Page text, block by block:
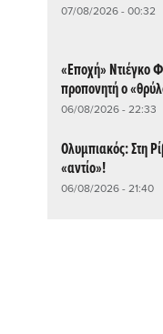
07/08/2026 - 00:32
«Εποχή» Ντιέγκο
προπονητή ο
06/08/2026 - 22:33
Ολυμπιακός: Στη
«αντίο»!
06/08/2026 - 21:40